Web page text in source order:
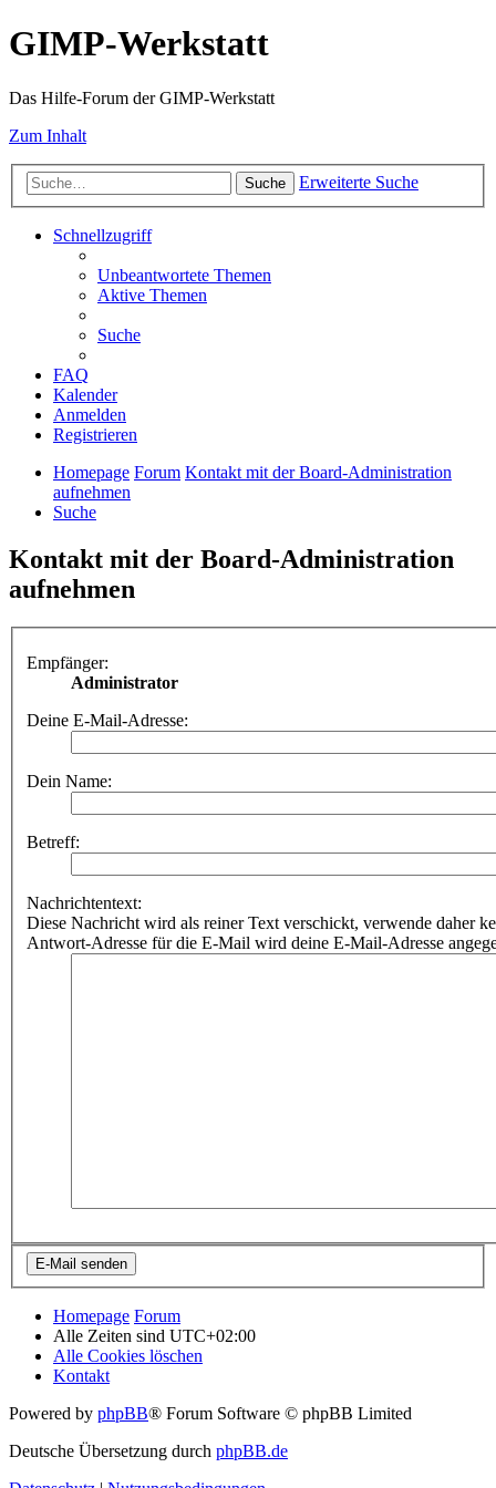
GIMP-Werkstatt
Das Hilfe-Forum der GIMP-Werkstatt
Zum Inhalt
Suche Erweiterte Suche
Schnellzugriff
Unbeantwortete Themen
Aktive Themen
Suche
FAQ
Kalender
Anmelden
Registrieren
Homepage Forum Kontakt mit der Board-Administration
aufnehmen
Suche
Kontakt mit der Board-Administration
aufnehmen
Empfänger:
Administrator
Deine E-Mail-Adresse:
Dein Name:
Betreff:
Nachrichtentext:
Diese Nachricht wird als reiner Text verschickt, verwende daher
Antwort-Adresse für die E-Mail wird deine E-Mail-Adresse
Homepage Forum
Alle Zeiten sind UTC+02:00
Alle Cookies löschen
Kontakt
Powered by phpBB® Forum Software © phpBB Limited
Deutsche Übersetzung durch phpBB.de